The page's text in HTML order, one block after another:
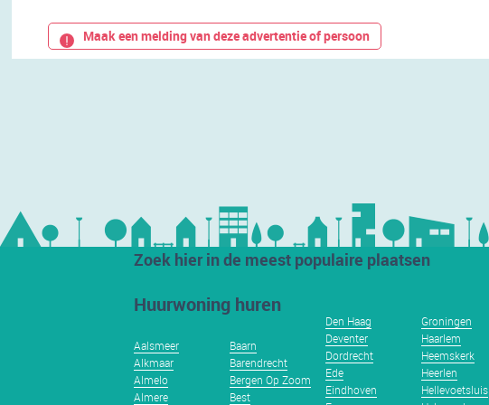
Maak een melding van deze advertentie of persoon
Zoek hier in de meest populaire plaatsen
Huurwoning huren
Aalsmeer
Alkmaar
Almelo
Almere
Baarn
Barendrecht
Bergen Op Zoom
Best
Den Haag
Deventer
Dordrecht
Ede
Eindhoven
Groningen
Haarlem
Heemskerk
Heerlen
Hellevoetsluis